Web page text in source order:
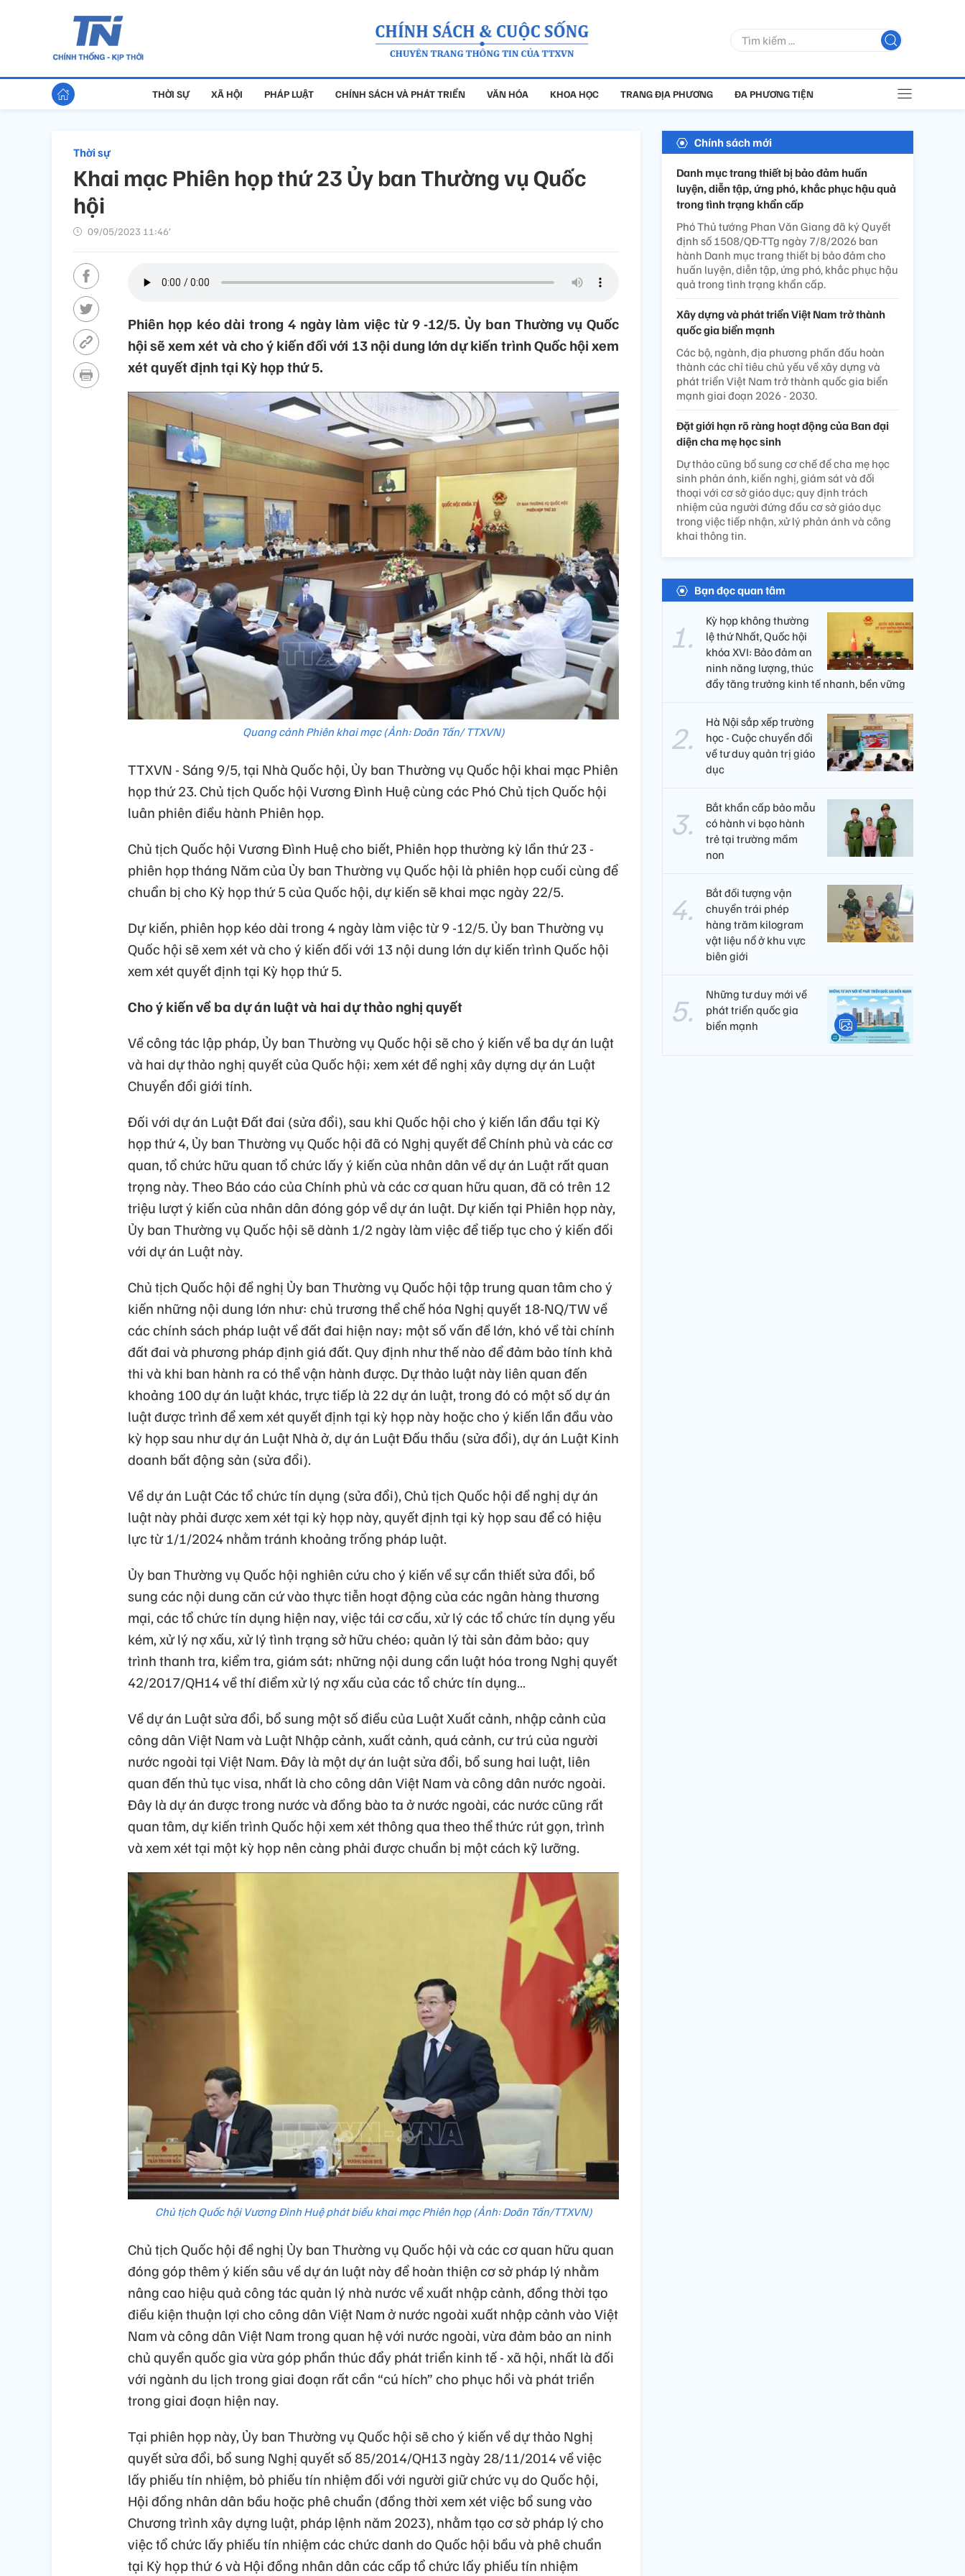
THỜI SỰ XÃ HỘI PHÁP LUẬT CHÍNH SÁCH VÀ PHÁT TRIỂN VĂN HÓA KHOA HỌC TRANG ĐỊA PHƯƠNG ĐA PHƯƠNG TIỆN
Thời sự
Khai mạc Phiên họp thứ 23 Ủy ban Thường vụ Quốc
hội
09/05/2023 11:46’
Phiên họp kéo dài trong 4 ngày làm việc từ 9 -12/5. Ủy ban Thường vụ Quốc
hội sẽ xem xét và cho ý kiến đối với 13 nội dung lớn dự kiến trình Quốc hội xem
xét quyết định tại Kỳ họp thứ 5.
Quang cảnh Phiên khai mạc (Ảnh: Doãn Tấn/ TTXVN)
TTXVN - Sáng 9/5, tại Nhà Quốc hội, Ủy ban Thường vụ Quốc hội khai mạc Phiên
họp thứ 23. Chủ tịch Quốc hội Vương Đình Huệ cùng các Phó Chủ tịch Quốc hội
luân phiên điều hành Phiên họp.
Chủ tịch Quốc hội Vương Đình Huệ cho biết, Phiên họp thường kỳ lần thứ 23 -
phiên họp tháng Năm của Ủy ban Thường vụ Quốc hội là phiên họp cuối cùng để
chuẩn bị cho Kỳ họp thứ 5 của Quốc hội, dự kiến sẽ khai mạc ngày 22/5.
Dự kiến, phiên họp kéo dài trong 4 ngày làm việc từ 9 -12/5. Ủy ban Thường vụ
Quốc hội sẽ xem xét và cho ý kiến đối với 13 nội dung lớn dự kiến trình Quốc hội
xem xét quyết định tại Kỳ họp thứ 5.
Cho ý kiến về ba dự án luật và hai dự thảo nghị quyết
Về công tác lập pháp, Ủy ban Thường vụ Quốc hội sẽ cho ý kiến về ba dự án luật
và hai dự thảo nghị quyết của Quốc hội; xem xét đề nghị xây dựng dự án Luật
Chuyển đổi giới tính.
Đối với dự án Luật Đất đai (sửa đổi), sau khi Quốc hội cho ý kiến lần đầu tại Kỳ
họp thứ 4, Ủy ban Thường vụ Quốc hội đã có Nghị quyết để Chính phủ và các cơ
quan, tổ chức hữu quan tổ chức lấy ý kiến của nhân dân về dự án Luật rất quan
trọng này. Theo Báo cáo của Chính phủ và các cơ quan hữu quan, đã có trên 12
triệu lượt ý kiến của nhân dân đóng góp về dự án luật. Dự kiến tại Phiên họp này,
Ủy ban Thường vụ Quốc hội sẽ dành 1/2 ngày làm việc để tiếp tục cho ý kiến đối
với dự án Luật này.
Chủ tịch Quốc hội đề nghị Ủy ban Thường vụ Quốc hội tập trung quan tâm cho ý
kiến những nội dung lớn như: chủ trương thể chế hóa Nghị quyết 18-NQ/TW về
các chính sách pháp luật về đất đai hiện nay; một số vấn đề lớn, khó về tài chính
đất đai và phương pháp định giá đất. Quy định như thế nào để đảm bảo tính khả
thi và khi ban hành ra có thể vận hành được. Dự thảo luật này liên quan đến
khoảng 100 dự án luật khác, trực tiếp là 22 dự án luật, trong đó có một số dự án
luật được trình để xem xét quyết định tại kỳ họp này hoặc cho ý kiến lần đầu vào
kỳ họp sau như dự án Luật Nhà ở, dự án Luật Đấu thầu (sửa đổi), dự án Luật Kinh
doanh bất động sản (sửa đổi).
Về dự án Luật Các tổ chức tín dụng (sửa đổi), Chủ tịch Quốc hội đề nghị dự án
luật này phải được xem xét tại kỳ họp này, quyết định tại kỳ họp sau để có hiệu
lực từ 1/1/2024 nhằm tránh khoảng trống pháp luật.
Ủy ban Thường vụ Quốc hội nghiên cứu cho ý kiến về sự cần thiết sửa đổi, bổ
sung các nội dung căn cứ vào thực tiễn hoạt động của các ngân hàng thương
mại, các tổ chức tín dụng hiện nay, việc tái cơ cấu, xử lý các tổ chức tín dụng yếu
kém, xử lý nợ xấu, xử lý tình trạng sở hữu chéo; quản lý tài sản đảm bảo; quy
trình thanh tra, kiểm tra, giám sát; những nội dung cần luật hóa trong Nghị quyết
42/2017/QH14 về thí điểm xử lý nợ xấu của các tổ chức tín dụng…
Về dự án Luật sửa đổi, bổ sung một số điều của Luật Xuất cảnh, nhập cảnh của
công dân Việt Nam và Luật Nhập cảnh, xuất cảnh, quá cảnh, cư trú của người
nước ngoài tại Việt Nam. Đây là một dự án luật sửa đổi, bổ sung hai luật, liên
quan đến thủ tục visa, nhất là cho công dân Việt Nam và công dân nước ngoài.
Đây là dự án được trong nước và đồng bào ta ở nước ngoài, các nước cũng rất
quan tâm, dự kiến trình Quốc hội xem xét thông qua theo thể thức rút gọn, trình
và xem xét tại một kỳ họp nên càng phải được chuẩn bị một cách kỹ lưỡng.
Chủ tịch Quốc hội Vương Đình Huệ phát biểu khai mạc Phiên họp (Ảnh: Doãn Tấn/TTXVN)
Chủ tịch Quốc hội đề nghị Ủy ban Thường vụ Quốc hội và các cơ quan hữu quan
đóng góp thêm ý kiến sâu về dự án luật này để hoàn thiện cơ sở pháp lý nhằm
nâng cao hiệu quả công tác quản lý nhà nước về xuất nhập cảnh, đồng thời tạo
điều kiện thuận lợi cho công dân Việt Nam ở nước ngoài xuất nhập cảnh vào Việt
Nam và công dân Việt Nam trong quan hệ với nước ngoài, vừa đảm bảo an ninh
chủ quyền quốc gia vừa góp phần thúc đẩy phát triển kinh tế - xã hội, nhất là đối
với ngành du lịch trong giai đoạn rất cần “cú hích” cho phục hồi và phát triển
trong giai đoạn hiện nay.
Tại phiên họp này, Ủy ban Thường vụ Quốc hội sẽ cho ý kiến về dự thảo Nghị
quyết sửa đổi, bổ sung Nghị quyết số 85/2014/QH13 ngày 28/11/2014 về việc
lấy phiếu tín nhiệm, bỏ phiếu tín nhiệm đối với người giữ chức vụ do Quốc hội,
Hội đồng nhân dân bầu hoặc phê chuẩn (đồng thời xem xét việc bổ sung vào
Chương trình xây dựng luật, pháp lệnh năm 2023), nhằm tạo cơ sở pháp lý cho
việc tổ chức lấy phiếu tín nhiệm các chức danh do Quốc hội bầu và phê chuẩn
tại Kỳ họp thứ 6 và Hội đồng nhân dân các cấp tổ chức lấy phiếu tín nhiệm
Chính sách mới
Danh mục trang thiết bị bảo đảm huấn
luyện, diễn tập, ứng phó, khắc phục hậu quả
trong tình trạng khẩn cấp
Phó Thủ tướng Phan Văn Giang đã ký Quyết
định số 1508/QĐ-TTg ngày 7/8/2026 ban
hành Danh mục trang thiết bị bảo đảm cho
huấn luyện, diễn tập, ứng phó, khắc phục hậu
quả trong tình trạng khẩn cấp.
Xây dựng và phát triển Việt Nam trở thành
quốc gia biển mạnh
Các bộ, ngành, địa phương phấn đấu hoàn
thành các chỉ tiêu chủ yếu về xây dựng và
phát triển Việt Nam trở thành quốc gia biển
mạnh giai đoạn 2026 - 2030.
Đặt giới hạn rõ ràng hoạt động của Ban đại
diện cha mẹ học sinh
Dự thảo cũng bổ sung cơ chế để cha mẹ học
sinh phản ánh, kiến nghị, giám sát và đối
thoại với cơ sở giáo dục; quy định trách
nhiệm của người đứng đầu cơ sở giáo dục
trong việc tiếp nhận, xử lý phản ánh và công
khai thông tin.
Bạn đọc quan tâm
Kỳ họp không thường
lệ thứ Nhất, Quốc hội
khóa XVI: Bảo đảm an
ninh năng lượng, thúc
đẩy tăng trưởng kinh tế nhanh, bền vững
Hà Nội sắp xếp trường
học - Cuộc chuyển đổi
về tư duy quản trị giáo
dục
Bắt khẩn cấp bảo mẫu
có hành vi bạo hành
trẻ tại trường mầm
non
Bắt đối tượng vận
chuyển trái phép
hàng trăm kilogram
vật liệu nổ ở khu vực
biên giới
Những tư duy mới về
phát triển quốc gia
biển mạnh